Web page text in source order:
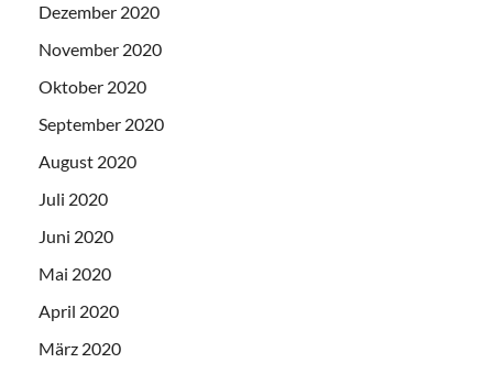
Dezember 2020
November 2020
Oktober 2020
September 2020
August 2020
Juli 2020
Juni 2020
Mai 2020
April 2020
März 2020